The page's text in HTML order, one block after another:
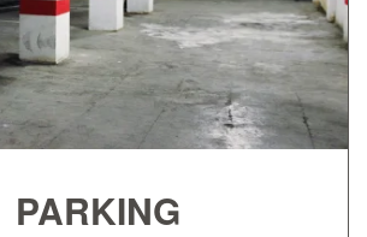
PARKING